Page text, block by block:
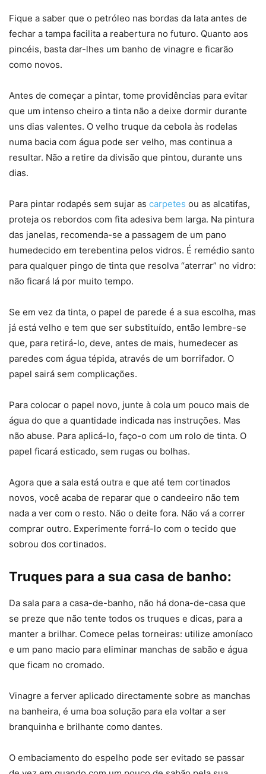
Fique a saber que o petróleo nas bordas da lata antes de
fechar a tampa facilita a reabertura no futuro. Quanto aos
pincéis, basta dar-lhes um banho de vinagre e ficarão
como novos.
Antes de começar a pintar, tome providências para evitar
que um intenso cheiro a tinta não a deixe dormir durante
uns dias valentes. O velho truque da cebola às rodelas
numa bacia com água pode ser velho, mas continua a
resultar. Não a retire da divisão que pintou, durante uns
dias.
Para pintar rodapés sem sujar as carpetes ou as alcatifas,
proteja os rebordos com fita adesiva bem larga. Na pintura
das janelas, recomenda-se a passagem de um pano
humedecido em terebentina pelos vidros. É remédio santo
para qualquer pingo de tinta que resolva “aterrar” no vidro:
não ficará lá por muito tempo.
Se em vez da tinta, o papel de parede é a sua escolha, mas
já está velho e tem que ser substituído, então lembre-se
que, para retirá-lo, deve, antes de mais, humedecer as
paredes com água tépida, através de um borrifador. O
papel sairá sem complicações.
Para colocar o papel novo, junte à cola um pouco mais de
água do que a quantidade indicada nas instruções. Mas
não abuse. Para aplicá-lo, faço-o com um rolo de tinta. O
papel ficará esticado, sem rugas ou bolhas.
Agora que a sala está outra e que até tem cortinados
novos, você acaba de reparar que o candeeiro não tem
nada a ver com o resto. Não o deite fora. Não vá a correr
comprar outro. Experimente forrá-lo com o tecido que
sobrou dos cortinados.
Truques para a sua casa de banho:
Da sala para a casa-de-banho, não há dona-de-casa que
se preze que não tente todos os truques e dicas, para a
manter a brilhar. Comece pelas torneiras: utilize amoníaco
e um pano macio para eliminar manchas de sabão e água
que ficam no cromado.
Vinagre a ferver aplicado directamente sobre as manchas
na banheira, é uma boa solução para ela voltar a ser
branquinha e brilhante como dantes.
O embaciamento do espelho pode ser evitado se passar